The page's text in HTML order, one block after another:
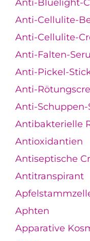
Anti-Bluelight-
Anti-Cellulite-
Anti-Cellulite-
Anti-Falten-
Anti-Pickel-
Anti-
Anti-
Antibakterielle
Antioxidantien
Antiseptische
Antitranspirant
Aphten
Apparative